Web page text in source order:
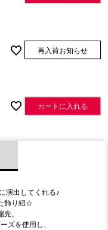
再入荷お知らせ
カートに入れる
演出してくれる♪
飾り紐☆
、
ズを使用し、